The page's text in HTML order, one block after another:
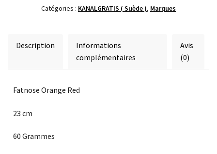
Red
Catégories : KANALGRATIS ( Suède ), Marques
Description
Informations
complémentaires
Avis
(0)
Fatnose Orange Red
23 cm
60 Grammes